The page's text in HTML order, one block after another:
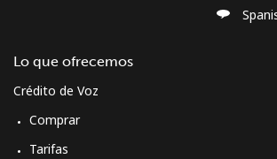
Lo que ofrecemos
Crédito de Voz
Comprar
Tarifas